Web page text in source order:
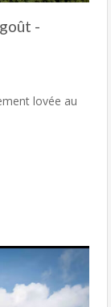
-
lovée au